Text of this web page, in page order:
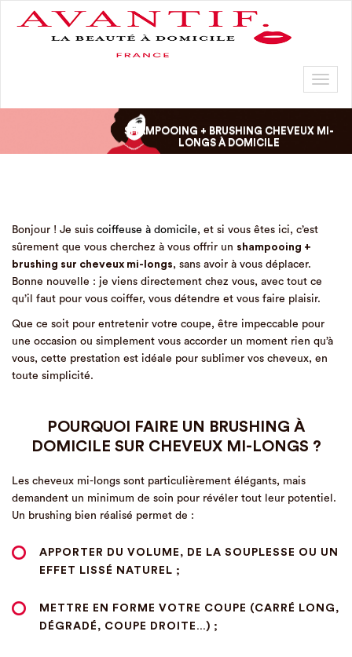
SHAMPOOING + BRUSHING CHEVEUX MI-
LONGS À DOMICILE
Bonjour ! Je suis coiffeuse à domicile, et si vous êtes ici, c’est
sûrement que vous cherchez à vous offrir un shampooing +
brushing sur cheveux mi-longs, sans avoir à vous déplacer.
Bonne nouvelle : je viens directement chez vous, avec tout ce
qu’il faut pour vous coiffer, vous détendre et vous faire plaisir.
Que ce soit pour entretenir votre coupe, être impeccable pour
une occasion ou simplement vous accorder un moment rien qu’à
vous, cette prestation est idéale pour sublimer vos cheveux, en
toute simplicité.
POURQUOI FAIRE UN BRUSHING À
DOMICILE SUR CHEVEUX MI-LONGS ?
Les cheveux mi-longs sont particulièrement élégants, mais
demandent un minimum de soin pour révéler tout leur potentiel.
Un brushing bien réalisé permet de :
APPORTER DU VOLUME , DE LA SOUPLESSE OU UN
EFFET LISSÉ NATUREL ;
METTRE EN FORME VOTRE COUPE (CARRÉ LONG,
DÉGRADÉ, COUPE DROITE…) ;